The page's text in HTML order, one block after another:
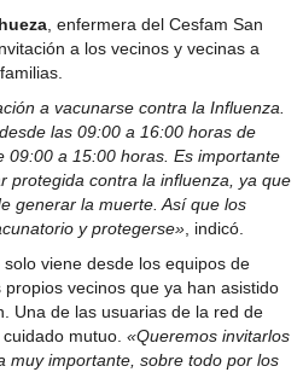
, enfermera del Cesfam San
a los vecinos y vecinas a
a vacunarse contra la Influenza.
las 09:00 a 16:00 horas de
09:00 a 15:00 horas. Es importante
protegida contra la influenza, ya que
generar la muerte. Así que los
y protegerse» , indicó.
viene desde los equipos de
vecinos que ya han asistido
Una de las usuarias de la red de
mutuo. «Queremos invitarlos
muy importante, sobre todo por los